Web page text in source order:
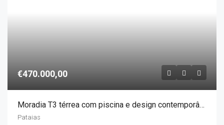
€470.000,00
Moradia T3 térrea com piscina e design contemporâneo, Pataias
Pataias